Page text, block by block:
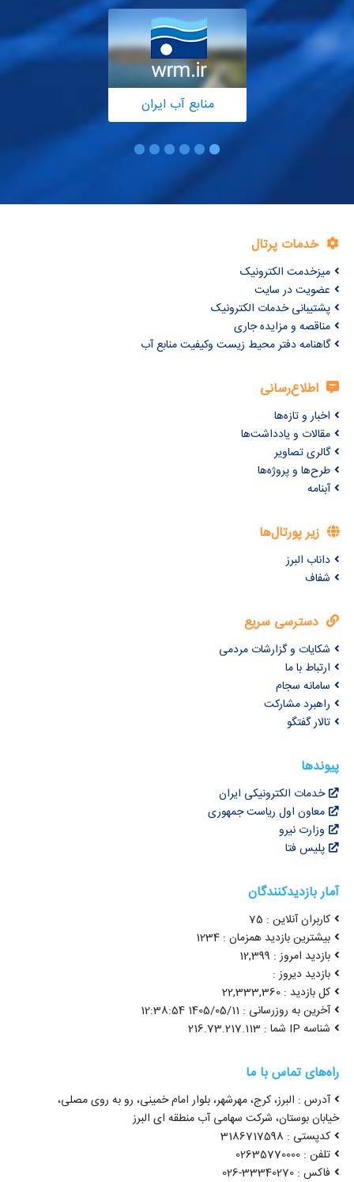
منابع آب ایران
خدمات پرتال
میزخدمت الکترونیک
عضویت در سایت
پشتیبانی خدمات الکترونیک
مناقصه و مزایده جاری
گاهنامه دفتر محیط زیست وکیفیت منابع آب
اطلاع‌رسانی
اخبار و تازه‌ها
مقالات و یادداشت‌ها
گالری تصاویر
طرح‌ها و پروژه‌ها
آبنامه
زیر پورتال‌ها
داناب البرز
شفاف
دسترسی سریع
شکایات و گزارشات مردمی
ارتباط با ما
سامانه سجام
راهبرد مشارکت
تالار گفتگو
پیوندها
خدمات الکترونیکی ایران
معاون اول ریاست جمهوری
وزارت نیرو
پلیس فتا
آمار بازدیدکنندگان
کاربران آنلاین : 75
بیشترین بازدید همزمان : 1234
بازدید امروز : 12,399
بازدید دیروز :
کل بازدید : 22,333,360
آخرین به روزرسانی : 1405/05/11 12:38:54
شناسه IP شما : 216.73.217.113
راه‌های تماس با ما
آدرس : البرز، کرج، مهرشهر، بلوار امام خمینی، رو به روی مصلی،
خیابان بوستان، شرکت سهامی آب منطقه ای البرز
کدپستی : 3186717598
تلفن : 02635770000
فاکس : 33340270-026